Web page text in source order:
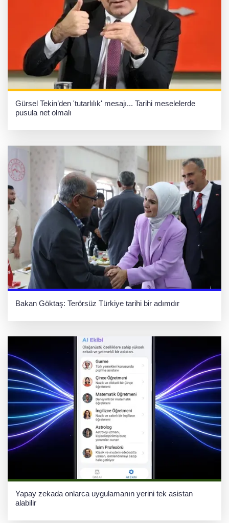
Gürsel Tekin’den 'tutarlılık' mesajı... Tarihi meselelerde
pusula net olmalı
Bakan Göktaş: Terörsüz Türkiye tarihi bir adımdır
Yapay zekada onlarca uygulamanın yerini tek asistan
alabilir